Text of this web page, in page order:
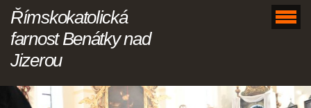
Římskokatolická
farnost Benátky nad
Jizerou